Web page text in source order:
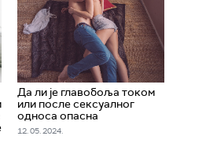
Да ли је главобоља током
или после сексуалног
односа опасна
12. 05. 2024.